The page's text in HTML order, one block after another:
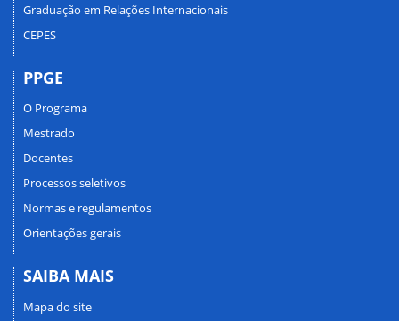
Graduação em Relações Internacionais
CEPES
PPGE
O Programa
Mestrado
Docentes
Processos seletivos
Normas e regulamentos
Orientações gerais
SAIBA MAIS
Mapa do site